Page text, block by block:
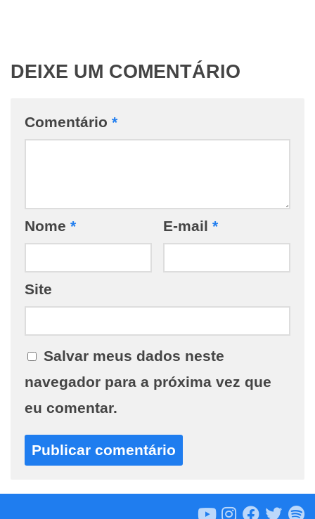
DEIXE UM COMENTÁRIO
Comentário *
Nome * E-mail *
Site
Salvar meus dados neste
navegador para a próxima vez que
eu comentar.